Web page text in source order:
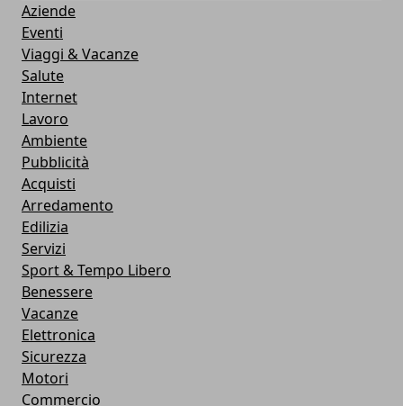
Aziende
Eventi
Viaggi & Vacanze
Salute
Internet
Lavoro
Ambiente
Pubblicità
Acquisti
Arredamento
Edilizia
Servizi
Sport & Tempo Libero
Benessere
Vacanze
Elettronica
Sicurezza
Motori
Commercio